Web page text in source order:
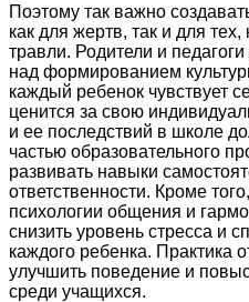
Поэтому так важно
как для жертв, так и для
травли. Родители и
над формированием
каждый ребенок чувствует
ценится за свою
и ее последствий в школе
частью образовательного
развивать навыки
ответственности. Кроме
психологии общения и
снизить уровень стресса и
каждого ребенка. Практика
улучшить поведение и
среди учащихся.